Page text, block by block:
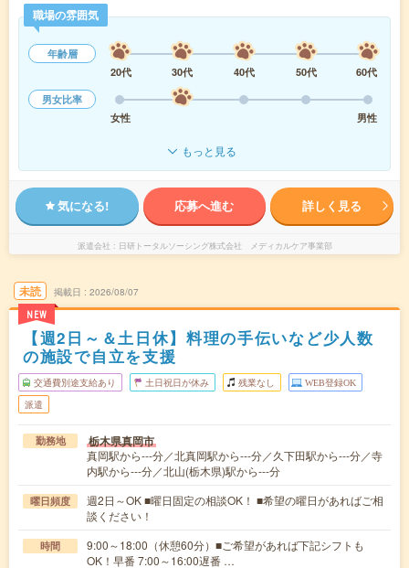
職場の雰囲気
年齢層
20代
30代 40代 50代
60代
男女比率
女性
男性
もっと見る
気になる! 応募へ進む 詳しく見る
派遣会社 日研トータルソーシング株式会社 メディカルケア事業部
未読
NEW
掲載日 2026/08/07
【週2日～＆土日休】料理の手伝いなど少人数
の施設で自立を支援
交通費別途支給あり 土日祝日が休み 残業なし WEB登録OK
派遣
勤務地 栃木県真岡市
真岡駅から---分／北真岡駅から---分／久下田駅から---分／寺
内駅から---分／北山(栃木県)駅から---分
曜日頻度
週2日～OK ■曜日固定の相談OK！ ■希望の曜日があればご相
談ください！
時間
9:00～18:00（休憩60分）■ご希望があれば下記シフトも
OK！早番 7:00～16:00遅番 …